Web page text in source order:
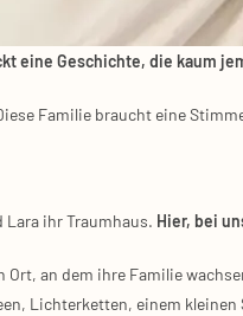
eine Geschich­te, die kaum
Fami­lie braucht eine
ihr Traum­haus. Hier, bei
an dem ihre Fami­lie
Lich­ter­ket­ten, einem